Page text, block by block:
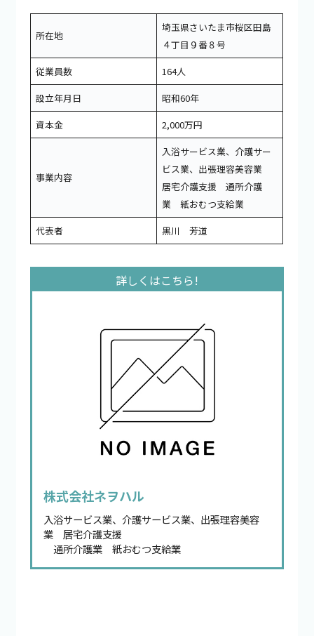
所在地
埼玉県さいたま市桜区田島
４丁目９番８号
従業員数
164人
設立年月日
昭和60年
資本金
2,000万円
事業内容
入浴サービス業、介護サー
ビス業、出張理容美容業
居宅介護支援 通所介護
業 紙おむつ支給業
代表者
黒川 芳道
株式会社ネヲハル
入浴サービス業、介護サービス業、出張理容美容
業 居宅介護支援
通所介護業 紙おむつ支給業